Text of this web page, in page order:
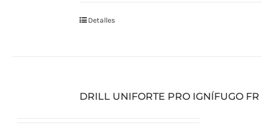
Detalles
DRILL UNIFORTE PRO IGNÍFUGO FR